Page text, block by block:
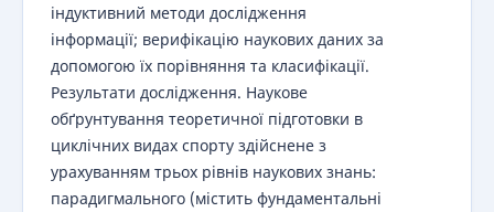
індуктивний методи дослідження
інформації; верифікацію наукових даних за
допомогою їх порівняння та класифікації.
Результати дослідження. Наукове
обґрунтування теоретичної підготовки в
циклічних видах спорту здійснене з
урахуванням трьох рівнів наукових знань:
парадигмального (містить фундаментальні